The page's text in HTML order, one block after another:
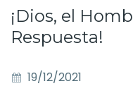
¡Dios, el
Respuesta!
19/12/2021